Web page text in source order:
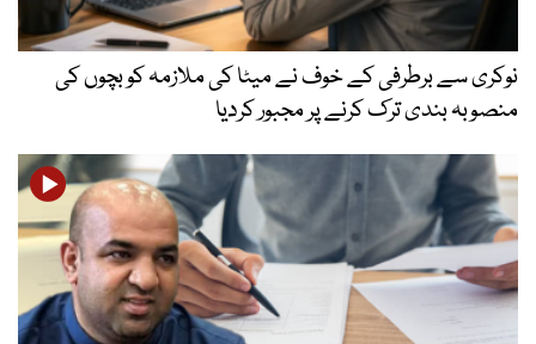
نوکری سے برطرفی کے خوف نے میٹا کی ملازمہ کو بچوں کی
منصوبہ بندی ترک کرنے پر مجبور کردیا